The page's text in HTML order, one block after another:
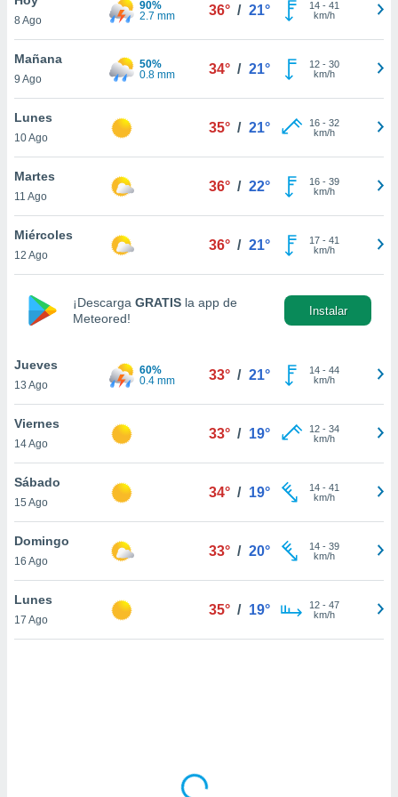
en
más
nuestra
de
aceptar
de
sitio
En
sean
el sitio
ni para
o
8 Ago
90%
2.7 mm
36° / 21° 14- 41
km/h
Mañana
9 Ago
50%
0.8 mm
34° / 21° 12- 30
km/h
Lunes
10 Ago
35° / 21° 16- 32
km/h
Martes
11 Ago
36° / 22° 16- 39
km/h
Miércoles
12 Ago
36° / 21° 17- 41
km/h
¡Descarga GRATIS la app de
Meteored!
Instalar
Jueves
13 Ago
60%
0.4 mm
33° / 21° 14- 44
km/h
Viernes
14 Ago
33° / 19° 12- 34
km/h
Sábado
15 Ago
34° / 19° 14- 41
km/h
Domingo
16 Ago
33° / 20° 14- 39
km/h
Lunes
17 Ago
35° / 19° 12- 47
km/h